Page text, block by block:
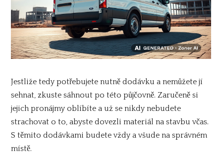
Jestliže tedy potřebujete nutně dodávku a nemůžete jí
sehnat, zkuste sáhnout po této půjčovně. Zaručeně si
jejich pronájmy oblíbíte a už se nikdy nebudete
strachovat o to, abyste dovezli materiál na stavbu včas.
S těmito dodávkami budete vždy a všude na správném
místě.